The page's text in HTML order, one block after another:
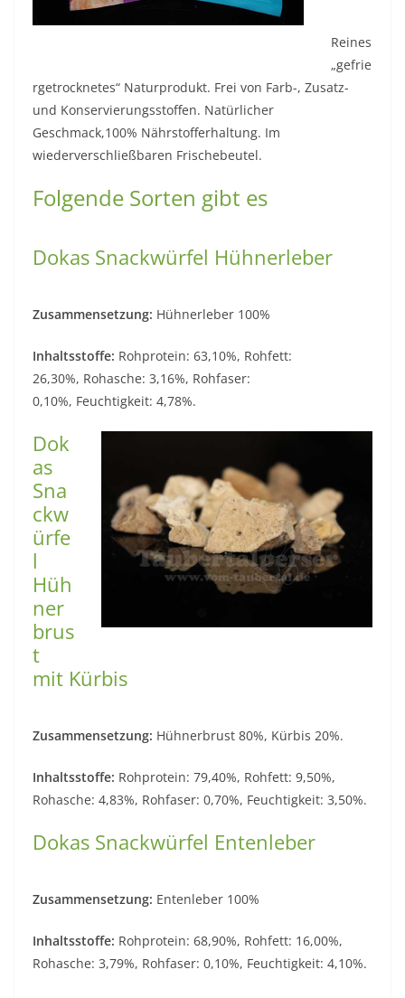
Reines
„gefrie
rgetrocknetes“ Naturprodukt. Frei von Farb-, Zusatz-
und Konservierungsstoffen. Natürlicher
Geschmack,100% Nährstofferhaltung. Im
wiederverschließbaren Frischebeutel.
Folgende Sorten gibt es
Dokas Snackwürfel Hühnerleber
Zusammensetzung: Hühnerleber 100%
Inhaltsstoffe: Rohprotein: 63,10%, Rohfett:
26,30%, Rohasche: 3,16%, Rohfaser:
0,10%, Feuchtigkeit: 4,78%.
Dok
as
Sna
ckw
ürfe
l
Hüh
ner
brus
t
mit Kürbis
Zusammensetzung: Hühnerbrust 80%, Kürbis 20%.
Inhaltsstoffe: Rohprotein: 79,40%, Rohfett: 9,50%,
Rohasche: 4,83%, Rohfaser: 0,70%, Feuchtigkeit: 3,50%.
Dokas Snackwürfel Entenleber
Zusammensetzung: Entenleber 100%
Inhaltsstoffe: Rohprotein: 68,90%, Rohfett: 16,00%,
Rohasche: 3,79%, Rohfaser: 0,10%, Feuchtigkeit: 4,10%.